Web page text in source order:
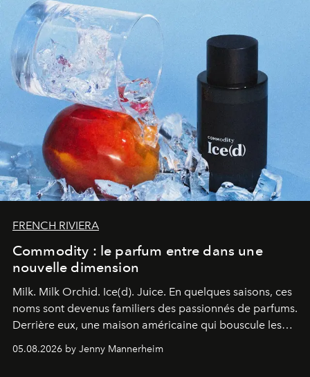
FRENCH RIVIERA
Commodity : le parfum entre dans une
nouvelle dimension
Milk. Milk Orchid. Ice(d). Juice. En quelques saisons, ces
noms sont devenus familiers des passionnés de parfums.
Derrière eux, une maison américaine qui bouscule les
une approche aussi intuitive que personnelle :
05.08.2026 by Jenny Mannerheim